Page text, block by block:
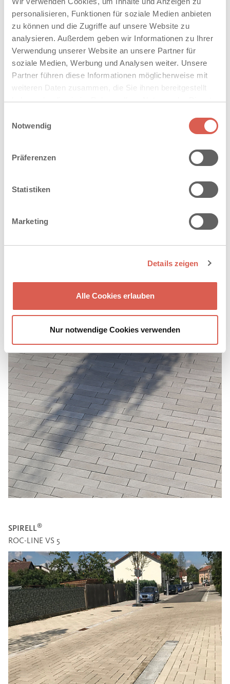
personalisieren, Funktionen für soziale Medien anbieten
zu können und die Zugriffe auf unsere Website zu
analysieren. Außerdem geben wir Informationen zu Ihrer
Verwendung unserer Website an unsere Partner für
soziale Medien, Werbung und Analysen weiter. Unsere
Partner führen diese Informationen möglicherweise mit
weiteren Daten zusammen, die Sie ihnen bereitgestellt
haben oder die sie im Rahmen Ihrer Nutzung der Dienste
Cookies, wenn Sie unsere Webseite weiterhin nutzen.
Notwendig
Präferenzen
Statistiken
Marketing
Details zeigen
Alle Cookies erlauben
Nur notwendige Cookies verwenden
SPIRELL
SPIRELL
PLANLINE VS 5
SPIRELL®
ROC-LINE VS 5